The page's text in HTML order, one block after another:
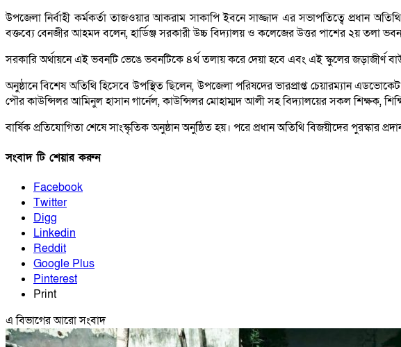
উপজেলা নির্বাহী কর্মকর্তা তাজওয়ার আকরাম সাকাপি ইবনে সাজ্জাদ এর সভাপতিত্বে প্রধান
বক্তব্যে বেনজীর আহমদ বলেন, হার্ডিঞ্জ সরকারী উচ্চ বিদ্যালয় ও কলেজের উত্তর পাশের ২য় তলা
সরকারি অর্থায়নে এই ভবনটি ভেঙে ভবনটিকে ৪র্থ তলায় করে দেয়া হবে এবং এই স্কুলের জড়াজীর্ণ
অনুষ্ঠানে বিশেষ অতিথি হিসেবে উপস্থিত ছিলেন, উপজেলা পরিষদের ভারপ্রাপ্ত চেয়ারম্যান
পৌর কাউন্সিলর আমিনুল হাসান গার্নেল, কাউন্সিলর মোহাম্মদ আলী সহ বিদ্যালয়ের সকল শিক্ষক,
বার্ষিক প্রতিযোগিতা শেষে সাংস্কৃতিক অনুষ্ঠান অনুষ্ঠিত হয়। পরে প্রধান অতিথি বিজয়ীদের পুরস্কার
সংবাদ টি শেয়ার করুন
Facebook
Twitter
Digg
Linkedin
Reddit
Google Plus
Pinterest
Print
এ বিভাগের আরো সংবাদ